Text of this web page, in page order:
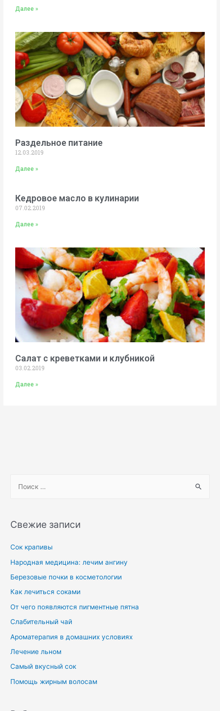
Далее »
Раздельное питание
12.03.2019
Далее »
Кедровое масло в кулинарии
07.02.2019
Далее »
Салат с креветками и клубникой
03.02.2019
Далее »
Свежие записи
Сок крапивы
Народная медицина: лечим ангину
Березовые почки в косметологии
Как лечиться соками
От чего появляются пигментные пятна
Слабительный чай
Ароматерапия в домашних условиях
Лечение льном
Самый вкусный сок
Помощь жирным волосам